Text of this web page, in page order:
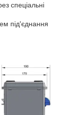
спеціальні
під'єднання